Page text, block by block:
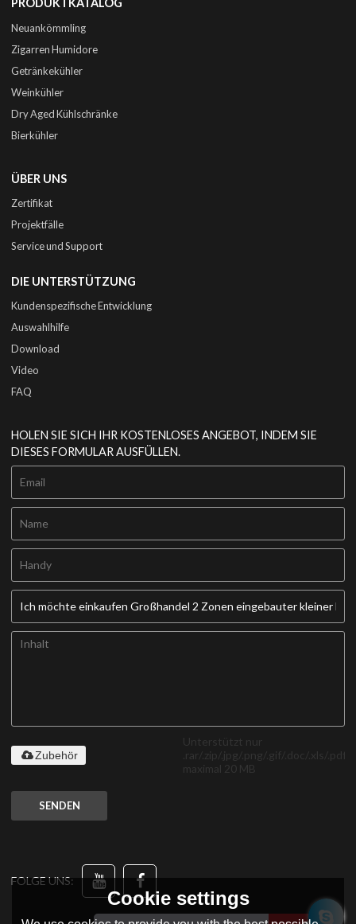
PRODUKTKATALOG
Neuankömmling
Zigarren Humidore
Getränkekühler
Weinkühler
Dry Aged Kühlschränke
Bierkühler
ÜBER UNS
Zertifikat
Projektfälle
Service und Support
DIE UNTERSTÜTZUNG
Kundenspezifische Entwicklung
Auswahlhilfe
Download
Video
FAQ
HOLEN SIE SICH IHR KOSTENLOSES ANGEBOT, INDEM SIE
DIESES FORMULAR AUSFÜLLEN.
Unterstützt nur
.rar/.zip/.jpg/.png/.gif/.doc/.xls/.pdf,
maximal 20 MB
Zubehör
SENDEN
FOLGE UNS:
Cookie settings